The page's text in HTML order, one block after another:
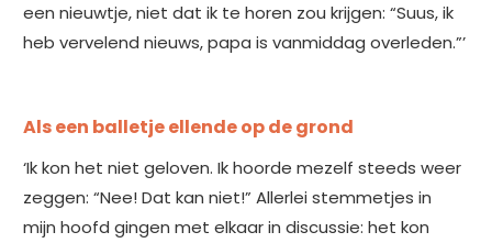
een nieuwtje, niet dat ik te horen zou krijgen: “Suus, ik
heb vervelend nieuws, papa is vanmiddag overleden.”’
Als een balletje ellende op de grond
‘Ik kon het niet geloven. Ik hoorde mezelf steeds weer
zeggen: “Nee! Dat kan niet!” Allerlei stemmetjes in
mijn hoofd gingen met elkaar in discussie: het kon